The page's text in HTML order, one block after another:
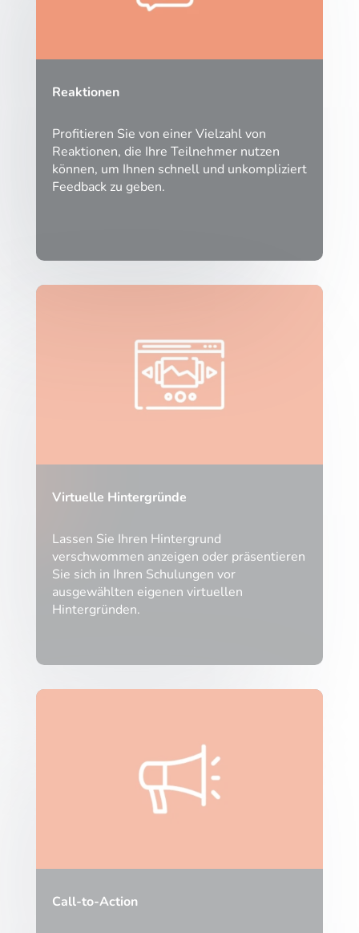
Reaktionen
Profitieren Sie von einer Vielzahl von
Reaktionen, die Ihre Teilnehmer nutzen
können, um Ihnen schnell und unkompliziert
Feedback zu geben.
Virtuelle Hintergründe
Lassen Sie Ihren Hintergrund
verschwommen anzeigen oder präsentieren
Sie sich in Ihren Schulungen vor
ausgewählten eigenen virtuellen
Hintergründen.
Call-to-Action